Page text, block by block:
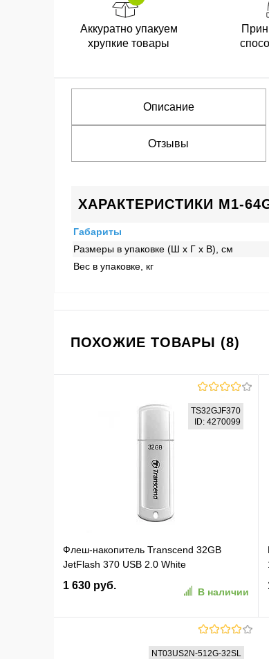
Аккуратно упакуем
хрупкие товары
Описание
Отзывы
ХАРАКТЕРИСТИКИ M1-
Габариты
Размеры в упаковке (Ш x Г x В), см
Вес в упаковке, кг
ПОХОЖИЕ ТОВАРЫ (8)
TS32GJF370
ID: 4270099
Флеш-накопитель Transcend 32GB
JetFlash 370 USB 2.0 White
(TS32GJF370)
1 630 руб.
В наличии
В корзину
NT03US2N-512G-32SL